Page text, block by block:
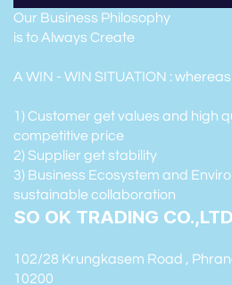
Our Business Philosophy
is to Always Create
A WIN - WIN SITUATION : whereas
1) Customer get values and high
competitive price
2) Supplier get stability
3) Business Ecosystem and
sustainable collaboration
SO OK TRADING
102/28 Krungkasem Road ,
10200